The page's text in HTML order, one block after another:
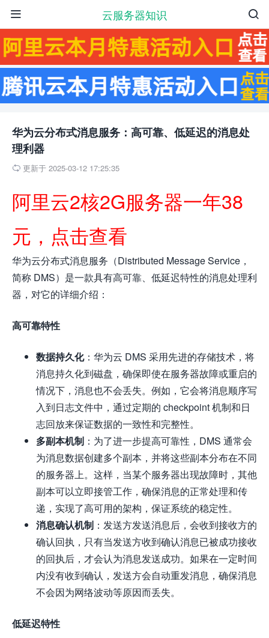
云服务器知识 

华为云分布式消息服务：高可靠、低延迟的消息处
理利器
 更新于 2025-03-12 17:25:35
阿里云2核2G服务器一年38
元，点击查看
华为云分布式消息服务（Distributed Message Service，
简称 DMS）是一款具有高可靠、低延迟特性的消息处理利
器，对它的详细介绍：
高可靠特性
数据持久化：华为云 DMS 采用先进的存储技术，将
消息持久化到磁盘，确保即使在服务器故障或重启的
情况下，消息也不会丢失。例如，它会将消息顺序写
入到日志文件中，通过定期的 checkpoint 机制和日
志回放来保证数据的一致性和完整性。
多副本机制 ：为了进一步提高可靠性，DMS 通常会
为消息数据创建多个副本，并将这些副本分布在不同
的服务器上。这样，当某个服务器出现故障时，其他
副本可以立即接管工作，确保消息的正常处理和传
递，实现了高可用的架构，保证系统的稳定性。
消息确认机制 ：发送方发送消息后，会收到接收方的
确认回执，只有当发送方收到确认消息已被成功接收
的回执后，才会认为消息发送成功。如果在一定时间
内没有收到确认，发送方会自动重发消息，确保消息
不会因为网络波动等原因而丢失。
低延迟特性